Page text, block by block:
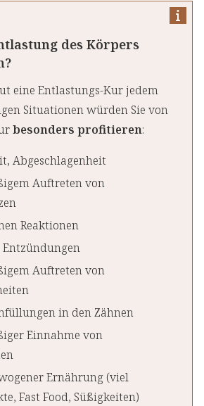
des Körpers
eine Entlastungs-Kur jedem
Situationen würden Sie von
besonders profitieren:
Abgeschlagenheit
Auftreten von
Reaktionen
Auftreten von
in den Zähnen
Einnahme von
Ernährung (viel
Fast Food, Süßigkeiten)